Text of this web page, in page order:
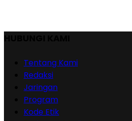
Tentang Kami
Redaksi
Jaringan
Program
Kode Etik